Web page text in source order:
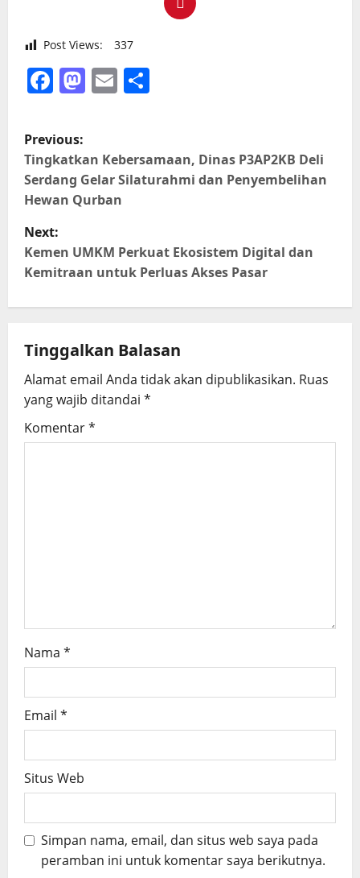
Post Views: 337
Facebook
Mastodon
Email
P
o
s
t
n
a
v
i
g
a
Previous:
Tingkatkan Kebersamaan, Dinas P3AP2KB Deli
Serdang Gelar Silaturahmi dan Penyembelihan
Hewan Qurban
Next:
Kemen UMKM Perkuat Ekosistem Digital dan
Kemitraan untuk Perluas Akses Pasar
Tinggalkan Balasan
Alamat email Anda tidak akan dipublikasikan. Ruas
yang wajib ditandai *
Komentar*
Nama *
Email *
Situs Web
Simpan nama, email, dan situs web saya pada
peramban ini untuk komentar saya berikutnya.